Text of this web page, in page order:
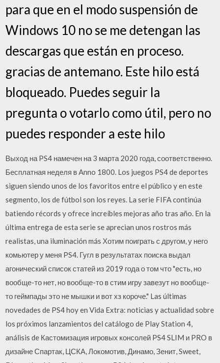
para que en el modo suspensión de
Windows 10 no se me detengan las
descargas que están en proceso.
gracias de antemano. Este hilo está
bloqueado. Puedes seguir la
pregunta o votarlo como útil, pero no
puedes responder a este hilo
Выход на PS4 намечен на 3 марта 2020 года, соответственно.
Бесплатная неделя в Anno 1800. Los juegos PS4 de deportes
siguen siendo unos de los favoritos entre el público y en este
segmento, los de fútbol son los reyes. La serie FIFA continúa
batiendo récords y ofrece increíbles mejoras año tras año. En la
última entrega de esta serie se aprecian unos rostros más
realistas, una iluminación más Хотим поиграть с другом, у него
комьютер у меня PS4. Гугл в результатах поиска выдал
агонический список статей из 2019 года о том что "есть, но
вообще-то нет, но вообще-то в стим игру завезут но вообще-
то геймпады это не мышки и вот хз короче." Las últimas
novedades de PS4 hoy en Vida Extra: noticias y actualidad sobre
los próximos lanzamientos del catálogo de Play Station 4,
análisis de Кастомизация игровых консолей PS4 SLIM и PRO в
дизайне Спартак, ЦСКА, Локомотив, Динамо, Зенит, Sweet,